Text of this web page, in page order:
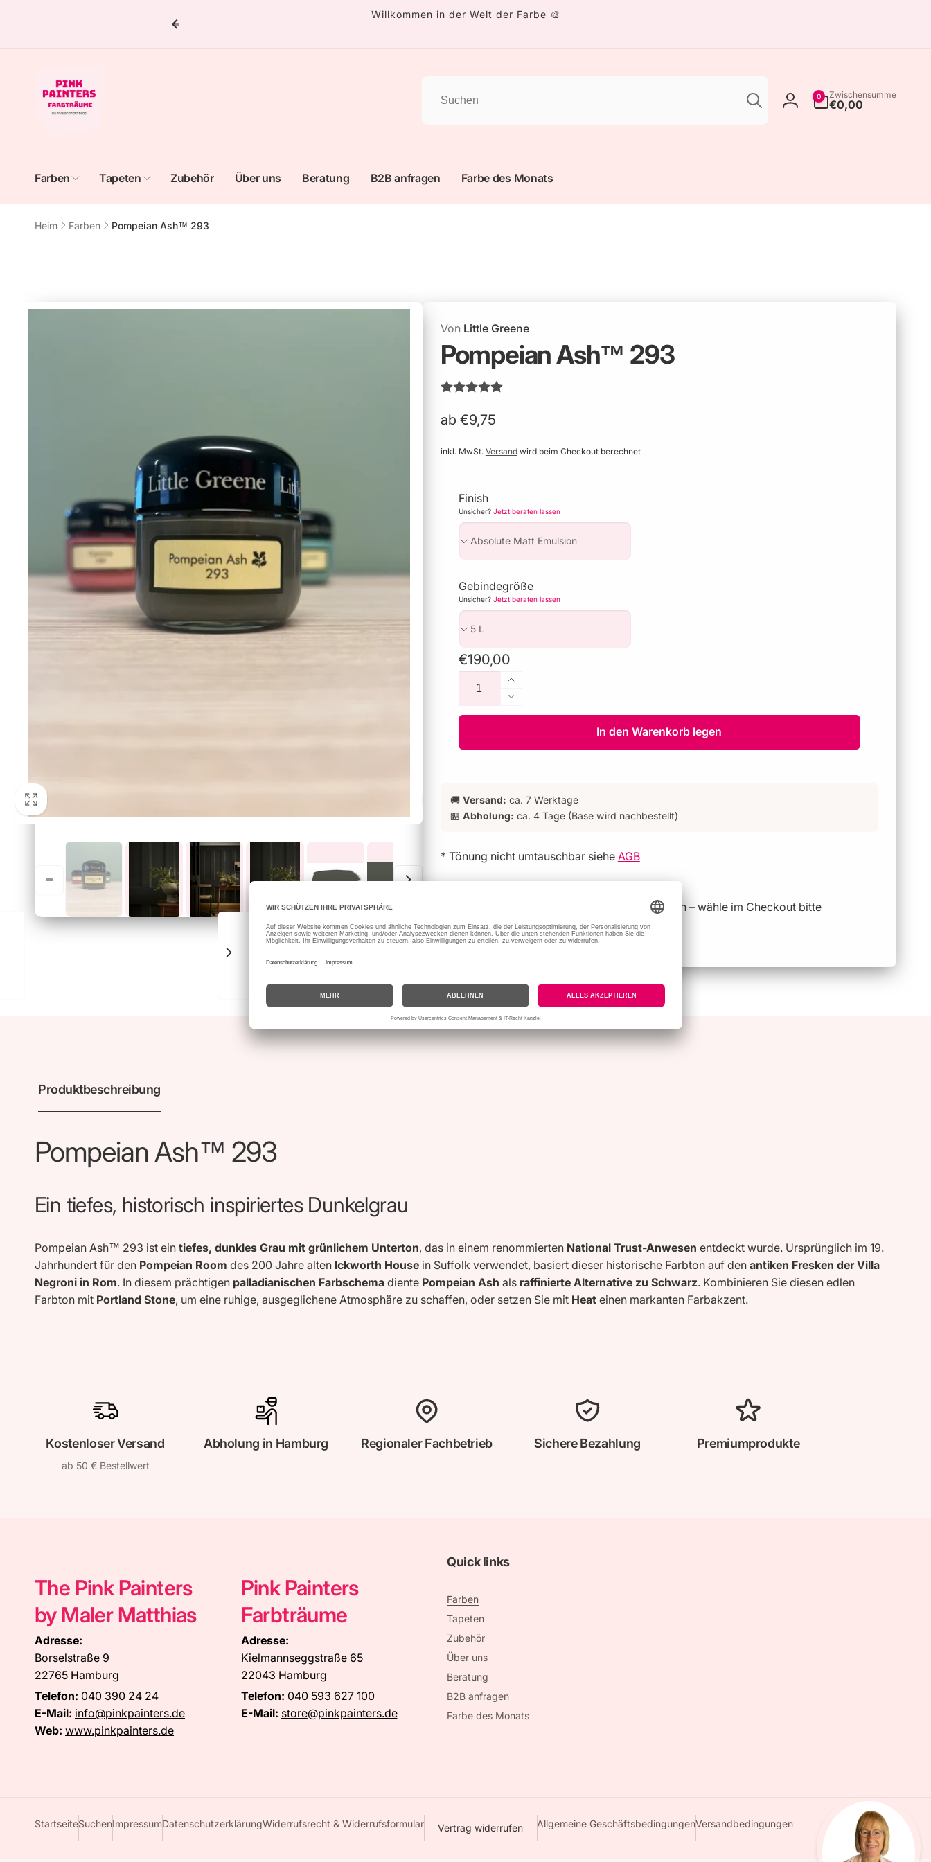
Willkommen in der Welt der Farbe 🎨
Einloggen
0
Artikel
Zwischensumme
€0,00
Farben Tapeten Zubehör Über uns Beratung B2B anfragen Farbe des Monats
Heim Farben Pompeian Ash™ 293
Produktinformationen
VonLittle Greene
Pompeian Ash™ 293
ab €9,75
inkl. MwSt. Versandwird beim Checkout berechnet
Finish
Unsicher? Jetzt beraten lassen
Gebindegröße
Unsicher? Jetzt beraten lassen
Normaler
Preis
€190,00
Erhöhe
die
Menge
Verringere
die
für
In den Warenkorb legen
🚚 Versand: ca. 7 Werktage
🏪 Abholung: ca. 4 Tage (Base wird nachbestellt)
* Tönung nicht umtauschbar siehe AGB
10 L Gebinde sind vom Versand ausgeschlossen – wähle im Checkout bitte
„Abholung vor Ort“.
Little Greene
Hicks’ Blue® 208
Produktbeschreibung
Pompeian Ash™ 293
Ein tiefes, historisch inspiriertes Dunkelgrau
Pompeian Ash™ 293 ist ein tiefes, dunkles Grau mit grünlichem Unterton, das in einem renommierten National Trust-Anwesen entdeckt wurde. Ursprünglich im 19.
Jahrhundert für den Pompeian Room des 200 Jahre alten Ickworth House in Suffolk verwendet, basiert dieser historische Farbton auf den antiken Fresken der Villa
Negroni in Rom. In diesem prächtigen palladianischen Farbschema diente Pompeian Ash als raffinierte Alternative zu Schwarz. Kombinieren Sie diesen edlen
Farbton mit Portland Stone, um eine ruhige, ausgeglichene Atmosphäre zu schaffen, oder setzen Sie mit Heat einen markanten Farbakzent.
Kostenloser Versand
ab 50 € Bestellwert
Abholung in Hamburg Regionaler Fachbetrieb Sichere Bezahlung Premiumprodukte
The Pink Painters
by Maler Matthias
Adresse:
Borselstraße 9
22765 Hamburg
Telefon: 040 390 24 24
E-Mail: info@pinkpainters.de
Web: www.pinkpainters.de
Pink Painters
Farbträume
Adresse:
Kielmannseggstraße 65
22043 Hamburg
Telefon: 040 593 627 100
E-Mail: store@pinkpainters.de
Quick links
Farben
Tapeten
Zubehör
Über uns
Beratung
B2B anfragen
Farbe des Monats
StartseiteSuchenImpressumDatenschutzerklärungWiderrufsrecht & Widerrufsformular Vertrag widerrufen Allgemeine GeschäftsbedingungenVersandbedingungen